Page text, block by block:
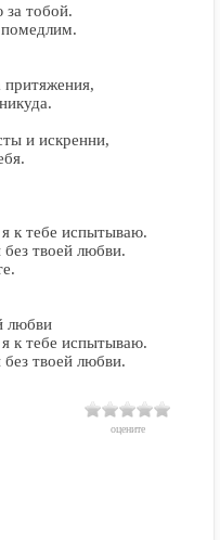
тобой.
и искренни,
к тебе испытываю.
твоей любви.
любви
к тебе испытываю.
твоей любви.
оцените